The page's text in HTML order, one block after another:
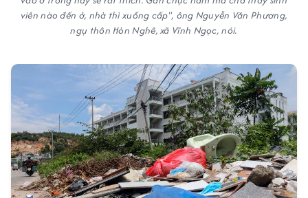
viên nào đến ở, nhà thì xuống cấp", ông Nguyễn Văn Phương,
ngụ thôn Hòn Nghê, xã Vĩnh Ngọc, nói.